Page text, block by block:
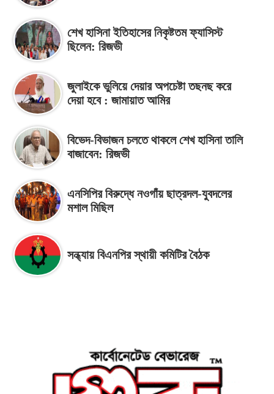
শেখ হাসিনা ইতিহাসের নিকৃষ্টতম ফ্যাসিস্ট
ছিলেন: রিজভী
জুলাইকে ভুলিয়ে দেয়ার অপচেষ্টা তছনছ করে
দেয়া হবে : জামায়াত আমির
বিভেদ-বিভাজন চলতে থাকলে শেখ হাসিনা তালি
বাজাবেন: রিজভী
এনসিপির বিরুদ্ধে নওগাঁয় ছাত্রদল-যুবদলের
মশাল মিছিল
সন্ধ্যায় বিএনপির স্থায়ী কমিটির বৈঠক